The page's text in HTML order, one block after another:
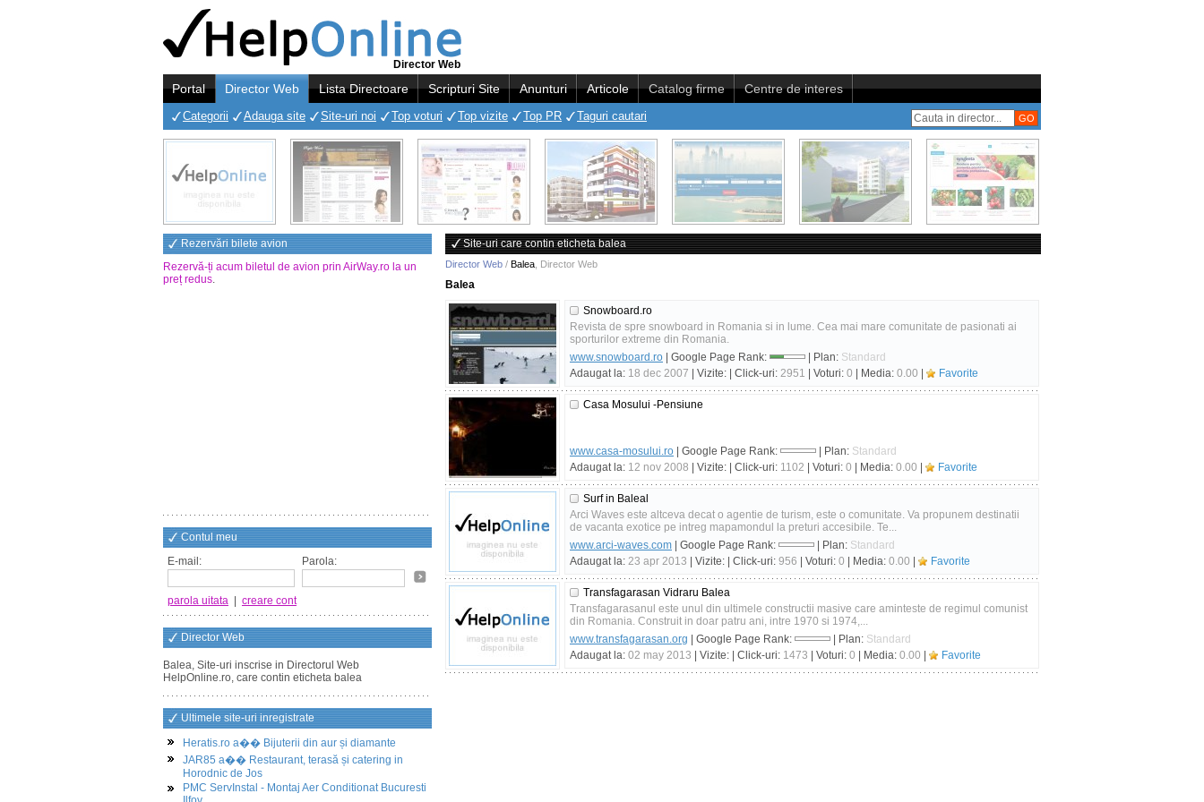
Director Web
Portal Director Web Lista Directoare Scripturi Site Anunturi Articole Catalog firme Centre de interes
Categorii Adauga site Site-uri noi Top voturi Top vizite Top PR Taguri cautari
Rezervări bilete avion
Rezervă-ți acum biletul de avion prin AirWay.ro la un
preț redus.
Contul meu
E-mail:
Parola:
parola uitata creare cont
Director Web
Balea, Site-uri inscrise in Directorul Web
HelpOnline.ro, care contin eticheta balea
Ultimele site-uri inregistrate
Heratis.ro a�� Bijuterii din aur și diamante
JAR85 a�� Restaurant, terasă și catering in
Horodnic de Jos
PMC ServInstal - Montaj Aer Conditionat Bucuresti
Site-uri care contin eticheta balea
Director Web / Balea Director Web
Balea
Snowboard.ro
Revista de spre snowboard in Romania si in lume. Cea mai mare comunitate de pasionati ai
sporturilor extreme din Romania.
www.snowboard.ro | Google Page Rank: | Plan: Standard
Adaugat la: 18 dec 2007 | Vizite: | Click-uri: 2951 | Voturi: 0 | Media: 0.00 Favorite
Casa Mosului -Pensiune
www.casa-mosului.ro | Google Page Rank: | Plan: Standard
Adaugat la: 12 nov 2008 | Vizite: | Click-uri: 1102 | Voturi: 0 | Media: 0.00 Favorite
Surf in Baleal
Arci Waves este altceva decat o agentie de turism, este o comunitate. Va propunem destinatii
de vacanta exotice pe intreg mapamondul la preturi accesibile. Te...
www.arci-waves.com | Google Page Rank: | Plan: Standard
Adaugat la: 23 apr 2013 | Vizite: | Click-uri: 956 | Voturi: 0 | Media: 0.00 Favorite
Transfagarasan Vidraru Balea
Transfagarasanul este unul din ultimele constructii masive care aminteste de regimul comunist
din Romania. Construit in doar patru ani, intre 1970 si 1974,...
www.transfagarasan.org | Google Page Rank: | Plan: Standard
Adaugat la: 02 may 2013 | Vizite: | Click-uri: 1473 | Voturi: 0 | Media: 0.00 Favorite